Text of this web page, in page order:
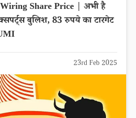
Share Price | अभी है
बुलिश, 83 रुपये का टारगेट
23rd Feb 2025